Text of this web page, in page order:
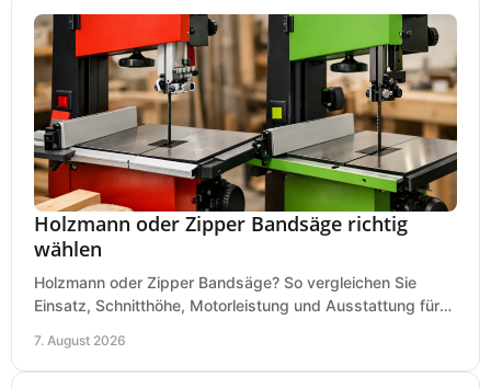
Holzmann oder Zipper Bandsäge richtig
wählen
Holzmann oder Zipper Bandsäge? So vergleichen Sie
Einsatz, Schnitthöhe, Motorleistung und Ausstattung für
7. August 2026